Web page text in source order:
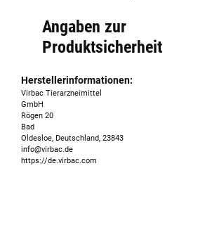
Angaben zur
Produktsicherheit
Herstellerinformationen:
Virbac Tierarzneimittel
GmbH
Rögen 20
Bad
Oldesloe, Deutschland, 23843
info@virbac.de
https://de.virbac.com